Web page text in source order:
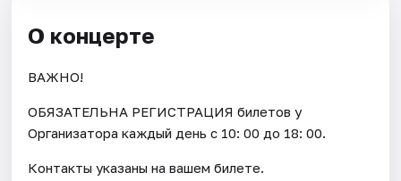
О концерте
ВАЖНО!
ОБЯЗАТЕЛЬНА РЕГИСТРАЦИЯ билетов у
Организатора каждый день c 10: 00 до 18: 00.
Контакты указаны на вашем билете.